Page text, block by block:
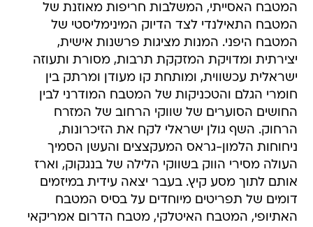
המטבח האסייתי, המשלבות חריפות מאוזנת של
המטבח התאילנדי לצד הדיוק המינימליסטי של
המטבח היפני. המנות מציגות פרשנות אישית,
יצירתית ומדויקת המזקקת תרבות, מסורת ותעוזה
ישראלית עכשווית, ומותחת קו מעודן ומרתק בין
חומרי הגלם והטכניקות של המטבח המודרני לבין
החושים הסוערים של שווקי הרחוב של המזרח
הרחוק. השף גולן ישראלי לקח את הזיכרונות,
ניחוחות הלמון-גראס המעקצצים והעשן הסמיך
העולה מסירי הווק בשווקי הלילה של בנגקוק, וארז
אותם לתוך מסע קיץ. בעבר יצאה עידית במיזמים
דומים של תפריטים מיוחדים על בסיס המטבח
האתיופי, המטבח האיטלקי, מטבח הדרום אמריקאי